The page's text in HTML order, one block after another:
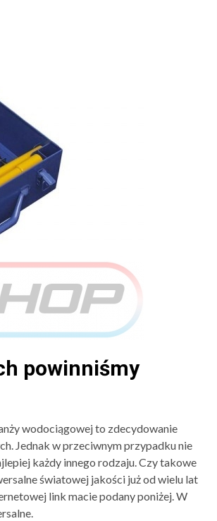
powinniśmy
wodociągowej to zdecydowanie
Jednak w przeciwnym przypadku nie
każdy innego rodzaju. Czy takowe
światowej jakości już od wielu lat
link macie podany poniżej. W
3 min odczytu
BIZNES
Kontener mieszkalny jako
dom całoroczny – czy to się
opłaca?